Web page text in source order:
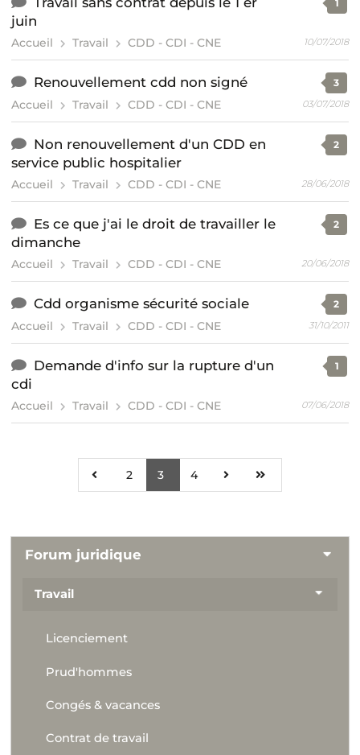
juin
Accueil Travail CDD - CDI - CNE
1
10/07/2018
Renouvellement cdd non signé
Accueil Travail CDD - CDI - CNE
3
03/07/2018
Non renouvellement d'un CDD en
service public hospitalier
Accueil Travail CDD - CDI - CNE
2
28/06/2018
Es ce que j'ai le droit de travailler le
dimanche
Accueil Travail CDD - CDI - CNE
2
20/06/2018
Cdd organisme sécurité sociale
Accueil Travail CDD - CDI - CNE
2
31/10/2011
Demande d'info sur la rupture d'un
cdi
Accueil Travail CDD - CDI - CNE
1
07/06/2018
2 3 4
Forum juridique
Travail
Licenciement
Prud'hommes
Congés & vacances
Contrat de travail